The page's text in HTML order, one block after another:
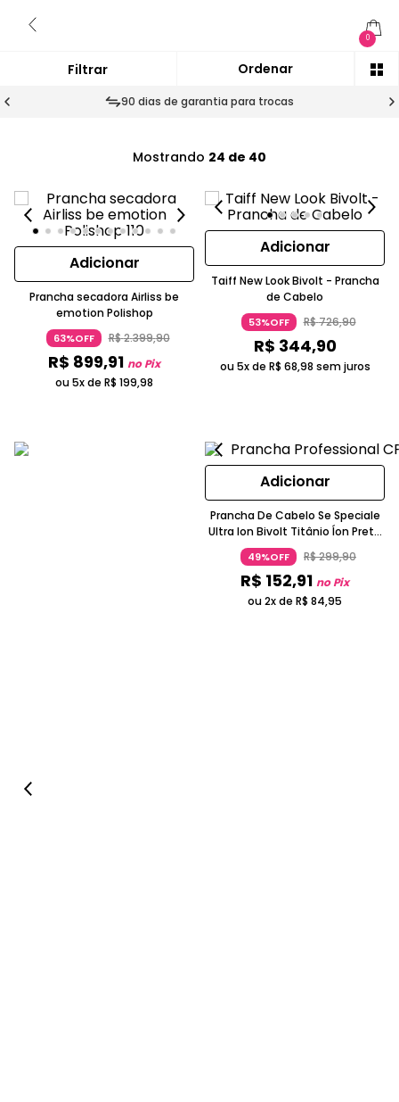
0
90 dias de garantia para trocas
Mostrando 24 de 40
Adicionar
Prancha secadora Airliss be
emotion Polishop
63%OFF R$2.399,90
R$ 899,91 no Pix
ou 5x de R$ 199,98
Adicionar
Taiff New Look Bivolt - Prancha
de Cabelo
53%OFF R$726,90
R$ 344,90
ou 5x de R$ 68,98 sem juros
Adicionar
Prancha De Cabelo Se Speciale
Ultra Ion Bivolt Titânio Íon Preta
GA.MA PROFESSIONAL
49%OFF R$299,90
R$ 152,91 no Pix
ou 2x de R$ 84,95